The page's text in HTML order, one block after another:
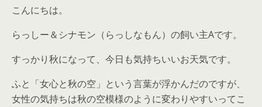
こんにちは。
らっしー＆シナモン（らっしなもん）の飼い主Aです。
すっかり秋になって、今日も気持ちいいお天気です。
ふと「女心と秋の空」という言葉が浮かんだのですが、
女性の気持ちは秋の空模様のように変わりやすいってこ